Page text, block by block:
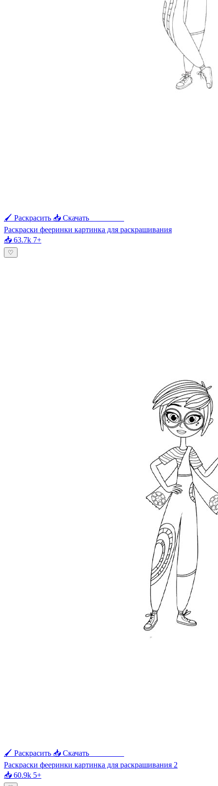
🖌 Раскрасить 📥 Скачать
Раскраски фееринки картинка для раскрашивания
📥 63.7k 7+
♡
🖌 Раскрасить 📥 Скачать
Раскраски фееринки картинка для раскрашивания 2
📥 60.9k 5+